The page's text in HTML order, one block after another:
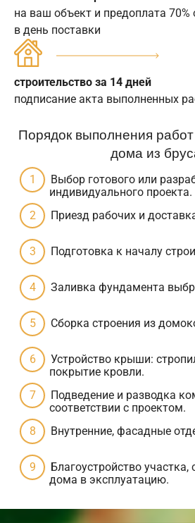
на ваш объект и предоплата
в день поставки
строительство за 14 дней
подписание акта выполненных
Порядок выполнения
дома из
Выбор готового или
индивидуального проекта.
Приезд рабочих и
Подготовка к началу
Заливка фундамента
Сборка строения из
Устройство крыши:
покрытие кровли.
Подведение и разводка
соответствии с проектом.
Внутренние, фасадные
Благоустройство участка,
дома в эксплуатацию.